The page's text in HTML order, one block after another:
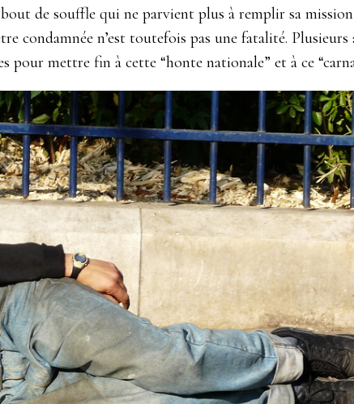
de souffle qui ne parvient plus à remplir sa
condamnée n’est toutefois pas une fatalité. Plusieurs
pour mettre fin à cette “honte nationale” et à ce